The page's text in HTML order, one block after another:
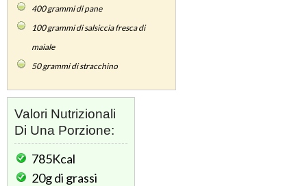
400grammi di pane
100grammi di salsiccia fresca di
maiale
50grammi di stracchino
Valori Nutrizionali
Di Una Porzione:
785Kcal
20gdi grassi